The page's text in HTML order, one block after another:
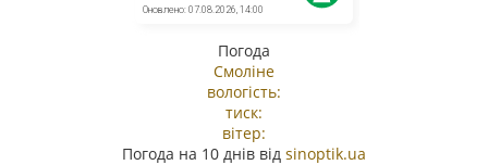
Погода
Смоліне
вологість:
тиск:
вітер:
Погода на 10 днів від sinoptik.ua